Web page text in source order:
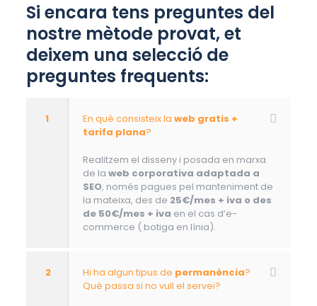
Si encara tens preguntes del
nostre mètode provat, et
deixem una selecció de
preguntes frequents:
1 En què consisteix la web gratis +
tarifa plana?
Realitzem el disseny i posada en marxa
de la web corporativa adaptada a
SEO, només pagues pel manteniment de
la mateixa, des de 25€/mes + iva o des
de 50€/mes + iva en el cas d’e-
commerce ( botiga en línia).
2 Hi ha algun tipus de permanència?
Què passa si no vull el servei?